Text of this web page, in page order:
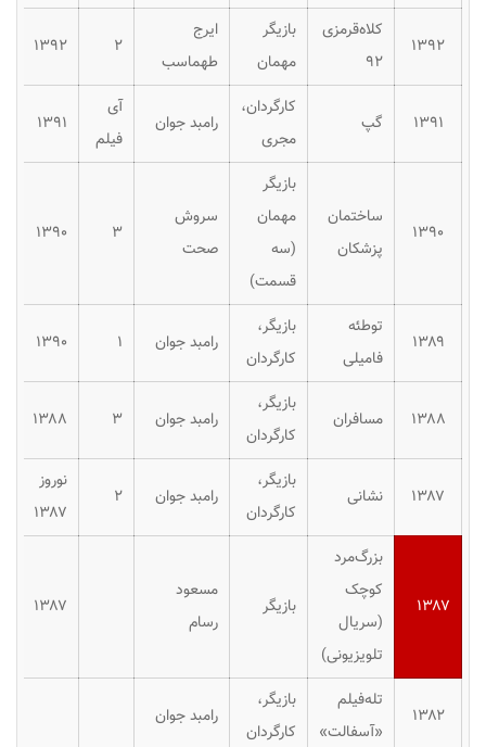
۱۳۹۲
کلاه‌قرمزی
۹۲
بازیگر
مهمان
ایرج
طهماسب
۲ ۱۳۹۲
۱۳۹۱ گپ
کارگردان،
مجری
رامبد جوان
آی
فیلم
۱۳۹۱
۱۳۹۰
ساختمان
پزشکان
بازیگر
مهمان
(سه
قسمت)
سروش
صحت
۳ ۱۳۹۰
۱۳۸۹
توطئه
فامیلی
بازیگر،
کارگردان
رامبد جوان ۱ ۱۳۹۰
۱۳۸۸ مسافران
بازیگر،
کارگردان
رامبد جوان ۳ ۱۳۸۸
۱۳۸۷ نشانی
بازیگر،
کارگردان
رامبد جوان ۲
نوروز
۱۳۸۷
۱۳۸۷
بزرگ‌مرد
کوچک
(سریال
تلویزیونی)
بازیگر
مسعود
رسام
۱۳۸۷
۱۳۸۲
تله‌فیلم
«آسفالت»
بازیگر،
کارگردان
رامبد جوان